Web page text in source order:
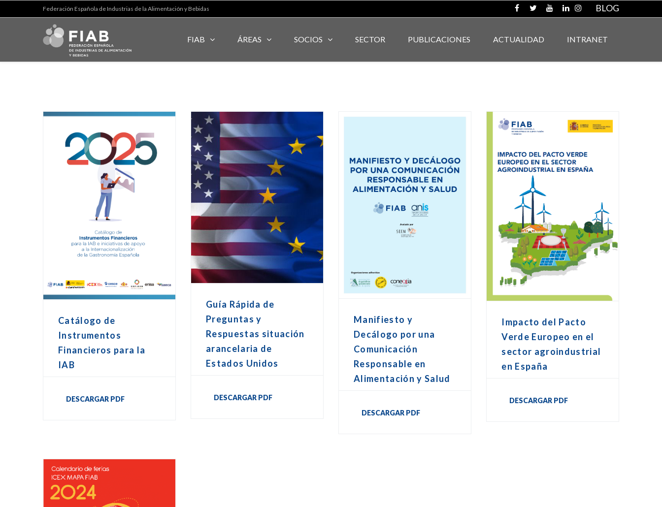
Federación Española de Industrias de la Alimentación y Bebidas BLOG
FIAB ÁREAS SOCIOS SECTOR PUBLICACIONES ACTUALIDAD INTRANET
Catálogo de
Instrumentos
Financieros para la
IAB
DESCARGAR PDF
Guía Rápida de
Preguntas y
Respuestas situación
arancelaria de
Estados Unidos
DESCARGAR PDF
Manifiesto y
Decálogo por una
Comunicación
Responsable en
Alimentación y Salud
DESCARGAR PDF
Impacto del Pacto
Verde Europeo en el
sector agroindustrial
en España
DESCARGAR PDF